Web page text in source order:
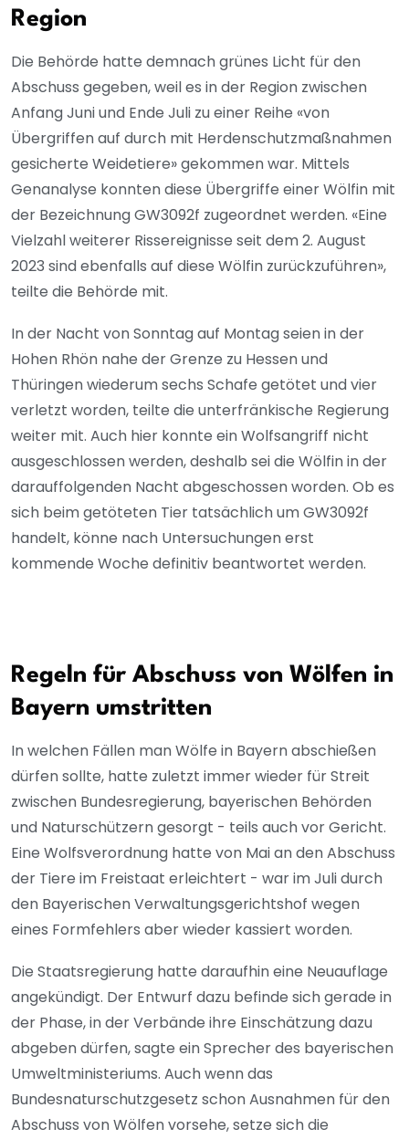
Region
Die Behörde hatte demnach grünes Licht für den
Abschuss gegeben, weil es in der Region zwischen
Anfang Juni und Ende Juli zu einer Reihe «von
Übergriffen auf durch mit Herdenschutzmaßnahmen
gesicherte Weidetiere» gekommen war. Mittels
Genanalyse konnten diese Übergriffe einer Wölfin mit
der Bezeichnung GW3092f zugeordnet werden. «Eine
Vielzahl weiterer Rissereignisse seit dem 2. August
2023 sind ebenfalls auf diese Wölfin zurückzuführen»,
teilte die Behörde mit.
In der Nacht von Sonntag auf Montag seien in der
Hohen Rhön nahe der Grenze zu Hessen und
Thüringen wiederum sechs Schafe getötet und vier
verletzt worden, teilte die unterfränkische Regierung
weiter mit. Auch hier konnte ein Wolfsangriff nicht
ausgeschlossen werden, deshalb sei die Wölfin in der
darauffolgenden Nacht abgeschossen worden. Ob es
sich beim getöteten Tier tatsächlich um GW3092f
handelt, könne nach Untersuchungen erst
kommende Woche definitiv beantwortet werden.
Regeln für Abschuss von Wölfen in
Bayern umstritten
In welchen Fällen man Wölfe in Bayern abschießen
dürfen sollte, hatte zuletzt immer wieder für Streit
zwischen Bundesregierung, bayerischen Behörden
und Naturschützern gesorgt - teils auch vor Gericht.
Eine Wolfsverordnung hatte von Mai an den Abschuss
der Tiere im Freistaat erleichtert - war im Juli durch
den Bayerischen Verwaltungsgerichtshof wegen
eines Formfehlers aber wieder kassiert worden.
Die Staatsregierung hatte daraufhin eine Neuauflage
angekündigt. Der Entwurf dazu befinde sich gerade in
der Phase, in der Verbände ihre Einschätzung dazu
abgeben dürfen, sagte ein Sprecher des bayerischen
Umweltministeriums. Auch wenn das
Bundesnaturschutzgesetz schon Ausnahmen für den
Abschuss von Wölfen vorsehe, setze sich die